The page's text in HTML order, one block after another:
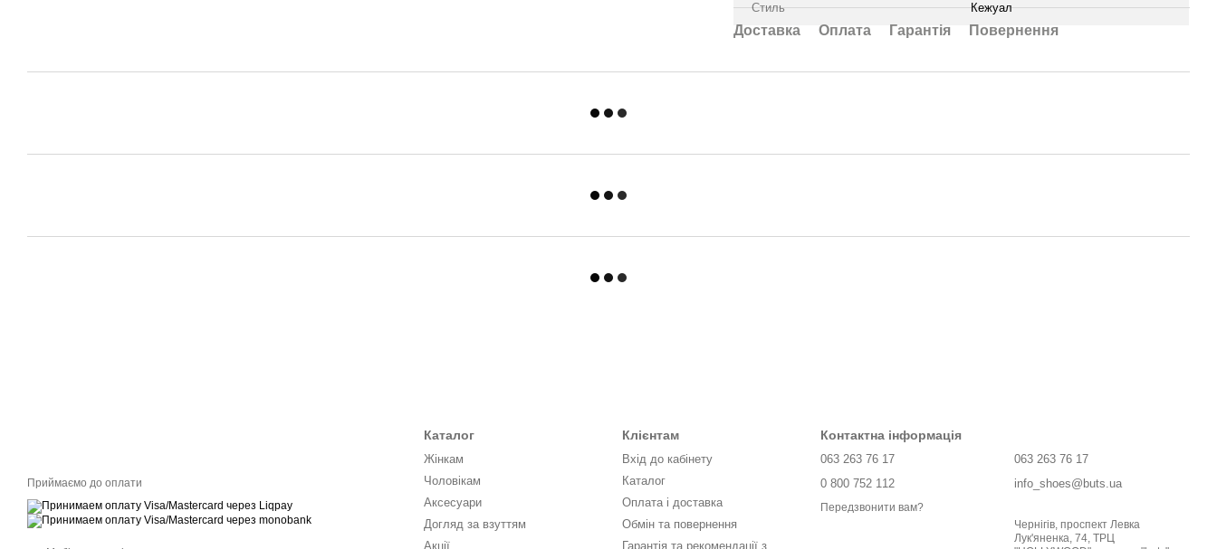
Стиль Кежуал
Доставка Оплата Гарантія Повернення
Приймаємо до оплати
Каталог
Жінкам
Чоловікам
Аксесуари
Догляд за взуттям
Акції
Клієнтам
Вхід до кабінету
Каталог
Оплата і доставка
Обмін та повернення
Гарантія та рекомендації з
Контактна інформація
063 263 76 17
0 800 752 112
Передзвонити вам?
063 263 76 17
info_shoes@buts.ua
Чернігів, проспект Левка
Лук'яненка, 74, ТРЦ